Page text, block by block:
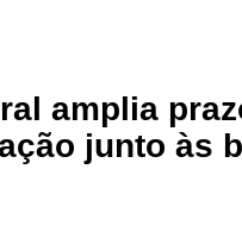
amplia
junto às